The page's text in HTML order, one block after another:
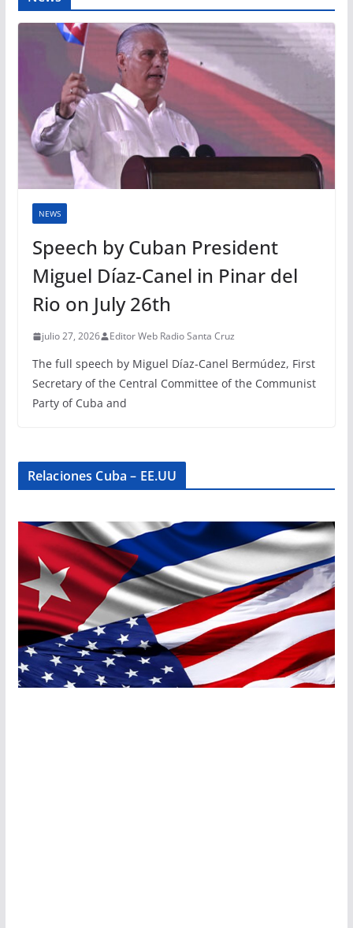
NEWS
Speech by Cuban President
Miguel Díaz-Canel in Pinar del
Rio on July 26th
julio 27, 2026 Editor Web Radio Santa Cruz
The full speech by Miguel Díaz-Canel Bermúdez, First
Secretary of the Central Committee of the Communist
Party of Cuba and
Relaciones Cuba – EE.UU